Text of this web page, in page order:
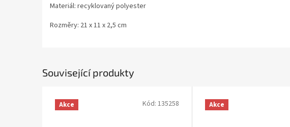
Materiál: recyklovaný polyester
Rozměry: 21 x 11 x 2,5 cm
Související produkty
Akce Kód: 135258 Akce